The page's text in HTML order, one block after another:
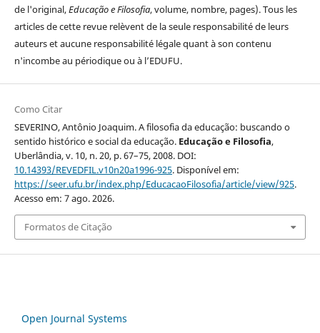
de l'original,Educação e Filosofia, volume, nombre, pages). Tous les
articles de cette revue relèvent de la seule responsabilité de leurs
auteurs et aucune responsabilité légale quant à son contenu
n'incombe au périodique ou à l’EDUFU.
Como Citar
SEVERINO, Antônio Joaquim. A filosofia da educação: buscando o
sentido histórico e social da educação. Educação e Filosofia,
Uberlândia, v. 10, n. 20, p. 67–75, 2008. DOI:
10.14393/REVEDFIL.v10n20a1996-925. Disponível em:
https://seer.ufu.br/index.php/EducacaoFilosofia/article/view/925.
Acesso em: 7 ago. 2026.
Formatos de Citação
Open Journal Systems